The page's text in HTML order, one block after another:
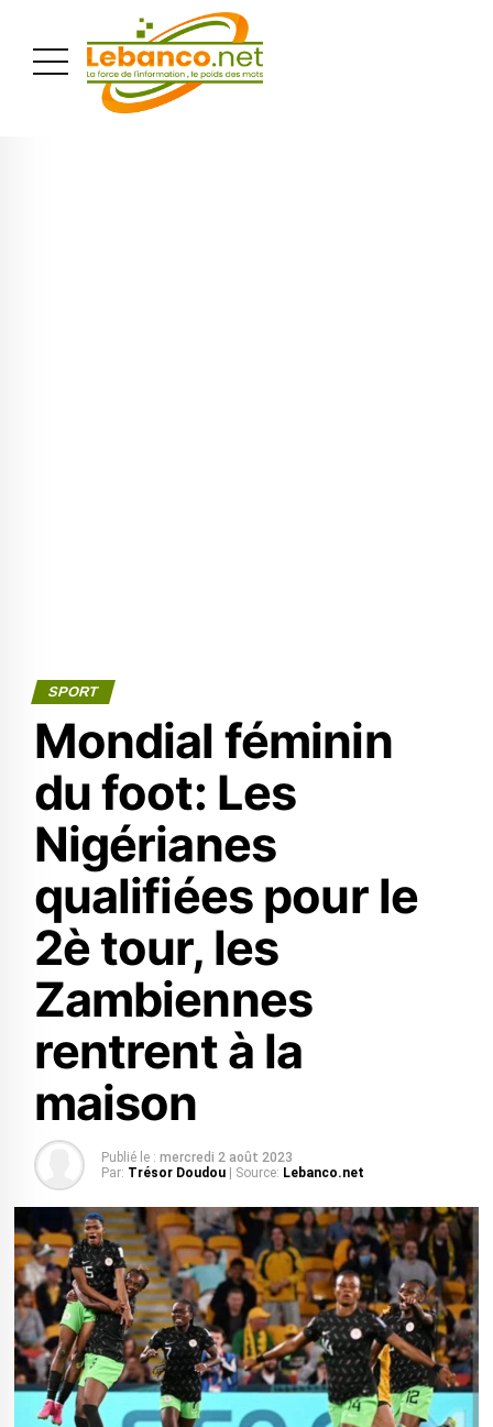
SPORT
Mondial féminin
du foot: Les
Nigérianes
qualifiées pour le
2è tour, les
Zambiennes
rentrent à la
maison
Publié le : mercredi 2 août 2023
Par: Trésor Doudou | Source: Lebanco.net